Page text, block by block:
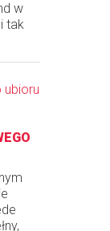
w
tak